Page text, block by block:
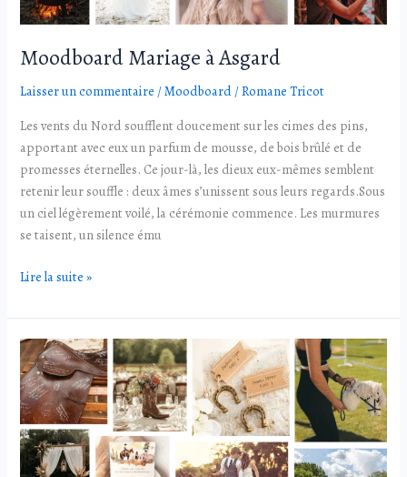
Moodboard Mariage à Asgard
Laisser un commentaire /Moodboard/Romane Tricot
Les vents du Nord soufflent doucement sur les cimes des pins,
apportant avec eux un parfum de mousse, de bois brûlé et de
promesses éternelles. Ce jour-là, les dieux eux-mêmes semblent
retenir leur souffle : deux âmes s’unissent sous leurs regards.Sous
un ciel légèrement voilé, la cérémonie commence. Les murmures
se taisent, un silence ému
Lire la suite »
Moodboard
Amours
équestres